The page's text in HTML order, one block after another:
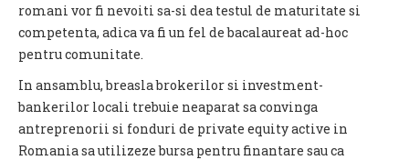
romani vor fi nevoiti sa-si dea testul de maturitate si
competenta, adica va fi un fel de bacalaureat ad-hoc
pentru comunitate.
In ansamblu, breasla brokerilor si investment-
bankerilor locali trebuie neaparat sa convinga
antreprenorii si fonduri de private equity active in
Romania sa utilizeze bursa pentru finantare sau ca